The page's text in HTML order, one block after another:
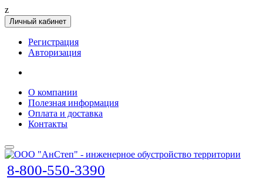
z
Личный кабинет
Регистрация
Авторизация
О компании
Полезная информация
Оплата и доставка
Контакты
8-800-550-3390